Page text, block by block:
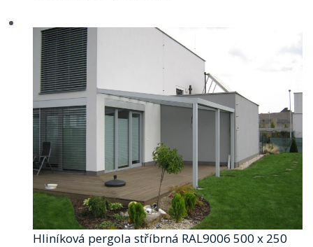
Hliníková pergola stříbrná RAL9006 500 x 250